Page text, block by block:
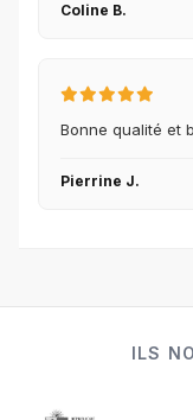
Coline B.
Bonne qualité et
Pierrine J.
ILS